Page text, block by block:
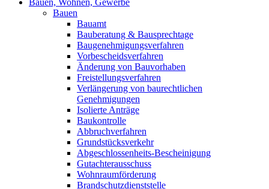
Bauen
Bauamt
Bauberatung & Bausprechtage
Baugenehmigungsverfahren
Vorbescheidsverfahren
Änderung von Bauvorhaben
Freistellungsverfahren
Verlängerung von baurechtlichen
Genehmigungen
Isolierte Anträge
Baukontrolle
Abbruchverfahren
Grundstücksverkehr
Abgeschlossenheits-Bescheinigung
Gutachterausschuss
Wohnraumförderung
Brandschutzdienststelle